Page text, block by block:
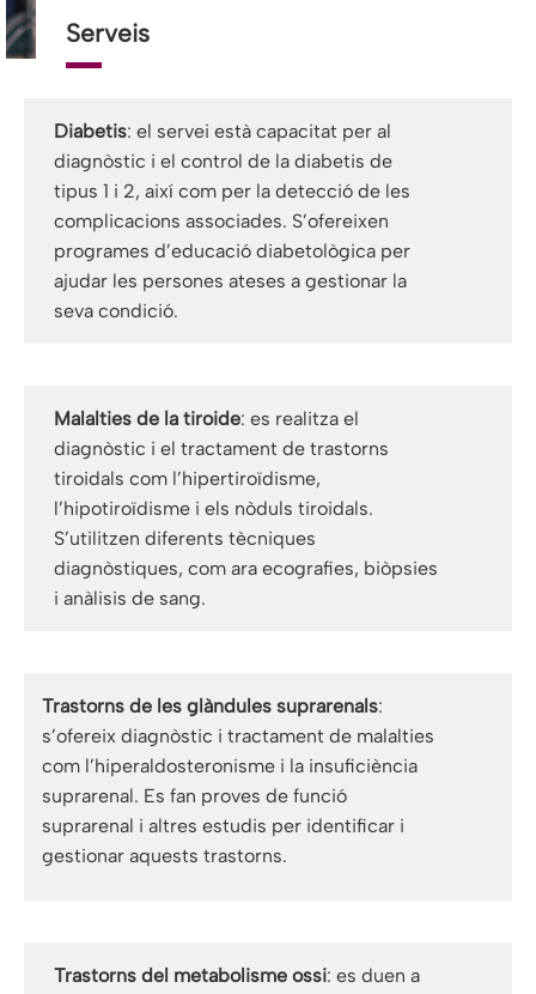
Serveis
Diabetis: el servei està capacitat per al
diagnòstic i el control de la diabetis de
tipus 1 i 2, així com per la detecció de les
complicacions associades. S’ofereixen
programes d’educació diabetològica per
ajudar les persones ateses a gestionar la
seva condició.
Malalties de la tiroide: es realitza el
diagnòstic i el tractament de trastorns
tiroidals com l’hipertiroïdisme,
l’hipotiroïdisme i els nòduls tiroidals.
S’utilitzen diferents tècniques
diagnòstiques, com ara ecografies, biòpsies
i anàlisis de sang.
Trastorns de les glàndules suprarenals:
s’ofereix diagnòstic i tractament de malalties
com l’hiperaldosteronisme i la insuficiència
suprarenal. Es fan proves de funció
suprarenal i altres estudis per identificar i
gestionar aquests trastorns.
Trastorns del metabolisme ossi: es duen a